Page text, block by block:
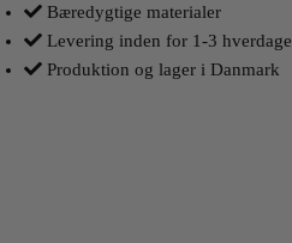
Bæredygtige materialer
Levering inden for 1-3 hverdage
Produktion og lager i Danmark